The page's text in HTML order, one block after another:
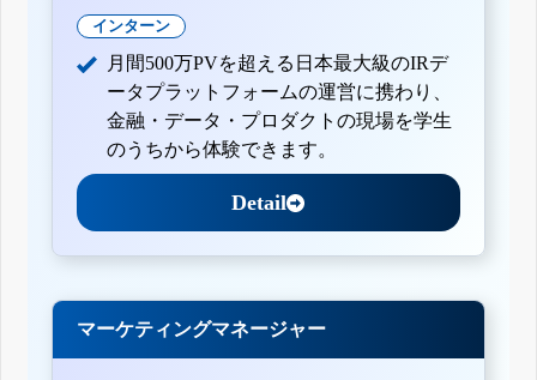
インターン
月間500万PVを超える日本最大級のIRデ
ータプラットフォームの運営に携わり、
金融・データ・プロダクトの現場を学生
のうちから体験できます。
Detail
マーケティングマネージャー